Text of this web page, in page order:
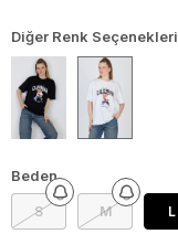
Diğer Renk Seçenekleri
Beden
S M L